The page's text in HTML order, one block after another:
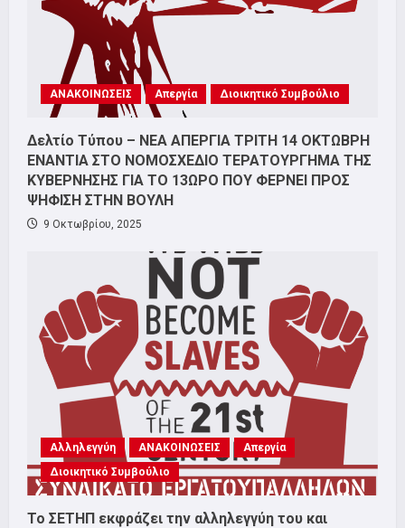
ΑΝΑΚΟΙΝΩΣΕΙΣ Απεργία Διοικητικό Συμβούλιο
Δελτίο Τύπου – ΝΕΑ ΑΠΕΡΓΙΑ ΤΡΙΤΗ 14 ΟΚΤΩΒΡΗ
ΕΝΑΝΤΙΑ ΣΤΟ ΝΟΜΟΣΧΕΔΙΟ ΤΕΡΑΤΟΥΡΓΗΜΑ ΤΗΣ
ΚΥΒΕΡΝΗΣΗΣ ΓΙΑ ΤΟ 13ΩΡΟ ΠΟΥ ΦΕΡΝΕΙ ΠΡΟΣ
ΨΗΦΙΣΗ ΣΤΗΝ ΒΟΥΛΗ
9 Οκτωβρίου, 2025
Αλληλεγγύη ΑΝΑΚΟΙΝΩΣΕΙΣ
Απεργία
Διοικητικό Συμβούλιο
Το ΣΕΤΗΠ εκφράζει την αλληλεγγύη του και